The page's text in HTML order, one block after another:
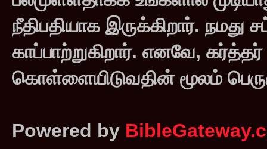
நீதிபதியாக இருக்கிறார்.
காப்பாற்றுகிறார். எனவே,
கொள்ளையிடுவதின் மூலம்
Powered by